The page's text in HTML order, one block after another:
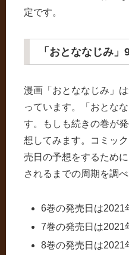
定です。
「おとななじみ
漫画「おとななじみ」
っています。「おとな
す。もしも続きの巻が
想してみます。コミッ
売日の予想をするため
されるまでの周期を調べ
6巻の発売日は2021
7巻の発売日は2021
8巻の発売日は2021